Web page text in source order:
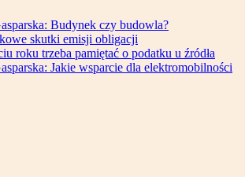
Budynek czy budowla?
skutki emisji obligacji
roku trzeba pamiętać o podatku u źródła
Jakie wsparcie dla elektromobilności